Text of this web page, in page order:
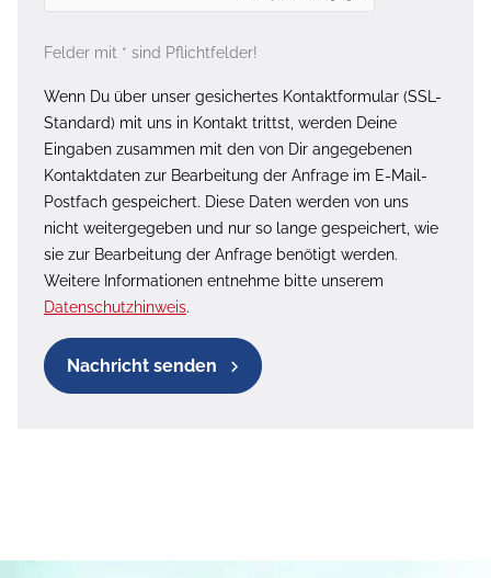
Felder mit * sind Pflichtfelder!
Wenn Du über unser gesichertes Kontaktformular (SSL-
Standard) mit uns in Kontakt trittst, werden Deine
Eingaben zusammen mit den von Dir angegebenen
Kontaktdaten zur Bearbeitung der Anfrage im E-Mail-
Postfach gespeichert. Diese Daten werden von uns
nicht weitergegeben und nur so lange gespeichert, wie
sie zur Bearbeitung der Anfrage benötigt werden.
Weitere Informationen entnehme bitte unserem
Datenschutzhinweis.
Nachricht senden